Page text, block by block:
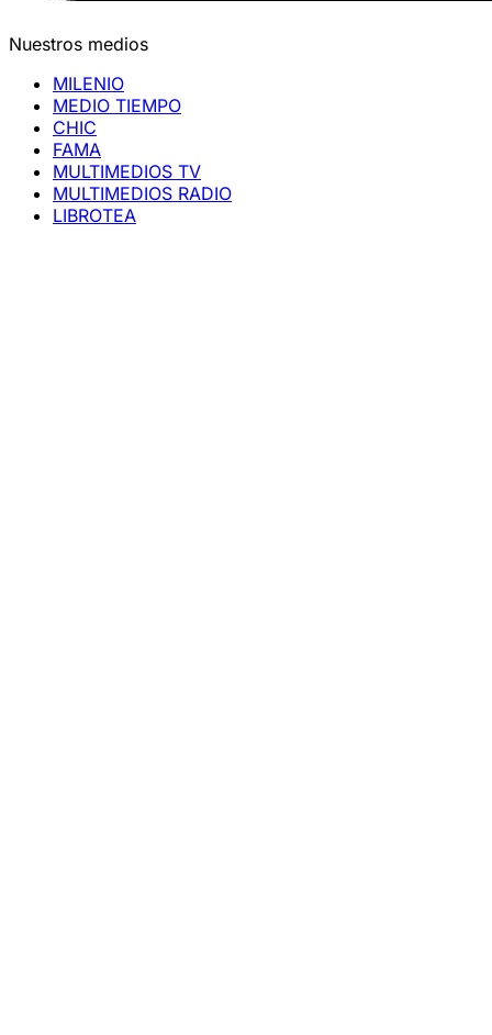
Nuestros medios
MILENIO
MEDIO TIEMPO
CHIC
FAMA
MULTIMEDIOS TV
MULTIMEDIOS RADIO
LIBROTEA